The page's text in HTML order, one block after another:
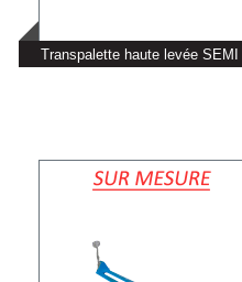
Transpalette haute levée